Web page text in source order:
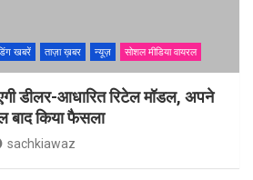
खबरें ताज़ा ख़बर न्यूज़ सोशल मीडिया वायरल
डीलर-आधारित रिटेल मॉडल, अपने
बाद किया फैसला
sachkiawaz